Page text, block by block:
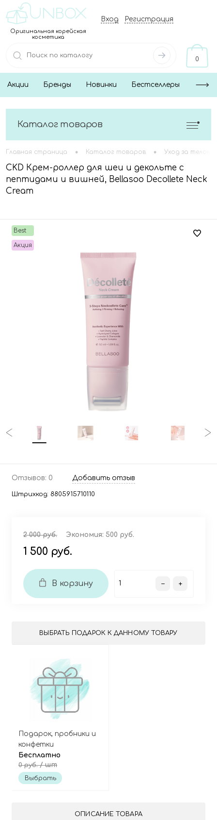
Оригинальная корейская
косметика
Вход Регистрация
0
Акции Бренды Новинки Бестселлеры
Каталог товаров
Главная страница • Каталог товаров • Уход за телом
CKD Крем-роллер для шеи и декольте с
пептидами и вишней, Bellasoo Decollete Neck
Cream
Best
Акция
Отзывов: 0 Добавить отзыв
Штрихкод: 8805915710110
2 000 руб. Экономия: 500 руб.
1 500 руб.
В корзину
ВЫБРАТЬ ПОДАРОК К ДАННОМУ ТОВАРУ
Подарок, пробники и
конфетки
Бесплатно
0 руб./ шт
Выбрать
ОПИСАНИЕ ТОВАРА